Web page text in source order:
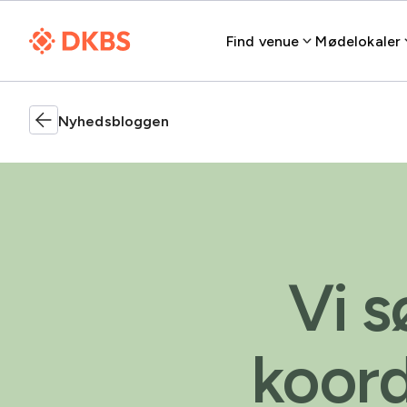
Find venue Mødelokaler
Nyhedsbloggen
Vi